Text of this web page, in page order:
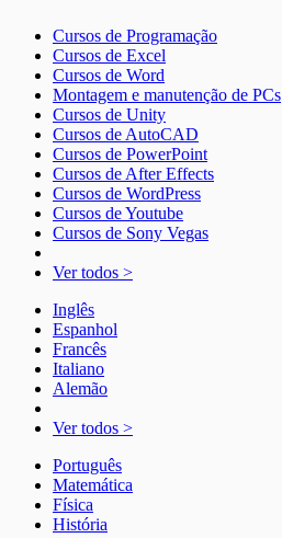
Cursos de Programação
Cursos de Excel
Cursos de Word
Montagem e manutenção de PCs
Cursos de Unity
Cursos de AutoCAD
Cursos de PowerPoint
Cursos de After Effects
Cursos de WordPress
Cursos de Youtube
Cursos de Sony Vegas
Ver todos >
Inglês
Espanhol
Francês
Italiano
Alemão
Ver todos >
Português
Matemática
Física
História